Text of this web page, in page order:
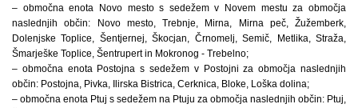
– območna enota Novo mesto s sedežem v Novem mestu za območja
naslednjih občin: Novo mesto, Trebnje, Mirna, Mirna peč, Žužemberk,
Dolenjske Toplice, Šentjernej, Škocjan, Črnomelj, Semič, Metlika, Straža,
Šmarješke Toplice, Šentrupert in Mokronog - Trebelno;
– območna enota Postojna s sedežem v Postojni za območja naslednjih
občin: Postojna, Pivka, Ilirska Bistrica, Cerknica, Bloke, Loška dolina;
– območna enota Ptuj s sedežem na Ptuju za območja naslednjih občin: Ptuj,